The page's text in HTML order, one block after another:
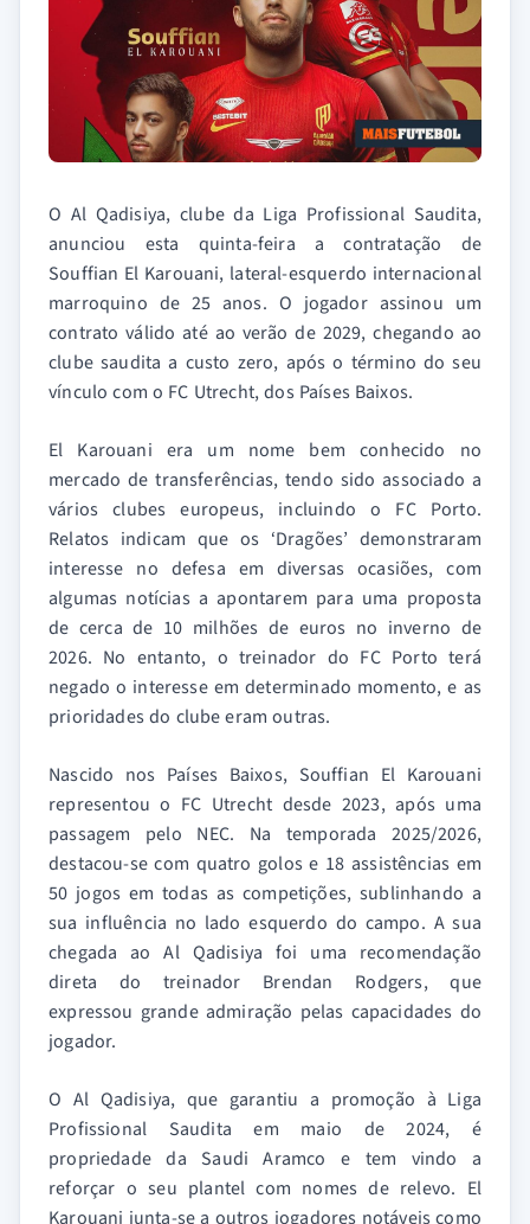
O Al Qadisiya, clube da Liga Profissional Saudita,
anunciou esta quinta-feira a contratação de
Souffian El Karouani, lateral-esquerdo internacional
marroquino de 25 anos. O jogador assinou um
contrato válido até ao verão de 2029, chegando ao
clube saudita a custo zero, após o término do seu
vínculo com o FC Utrecht, dos Países Baixos.
El Karouani era um nome bem conhecido no
mercado de transferências, tendo sido associado a
vários clubes europeus, incluindo o FC Porto.
Relatos indicam que os ‘Dragões’ demonstraram
interesse no defesa em diversas ocasiões, com
algumas notícias a apontarem para uma proposta
de cerca de 10 milhões de euros no inverno de
2026. No entanto, o treinador do FC Porto terá
negado o interesse em determinado momento, e as
prioridades do clube eram outras.
Nascido nos Países Baixos, Souffian El Karouani
representou o FC Utrecht desde 2023, após uma
passagem pelo NEC. Na temporada 2025/2026,
destacou-se com quatro golos e 18 assistências em
50 jogos em todas as competições, sublinhando a
sua influência no lado esquerdo do campo. A sua
chegada ao Al Qadisiya foi uma recomendação
direta do treinador Brendan Rodgers, que
expressou grande admiração pelas capacidades do
jogador.
O Al Qadisiya, que garantiu a promoção à Liga
Profissional Saudita em maio de 2024, é
propriedade da Saudi Aramco e tem vindo a
reforçar o seu plantel com nomes de relevo. El
Karouani junta-se a outros jogadores notáveis como